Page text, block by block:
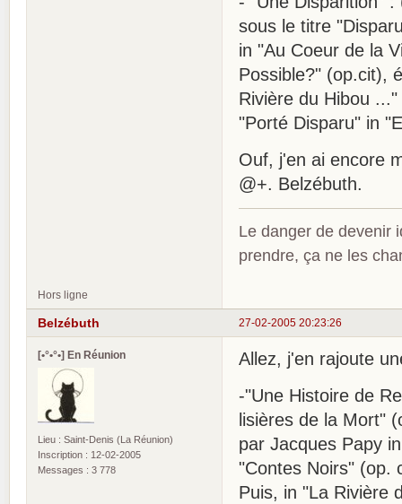
sous le titre
in "Au Coeur de la
Possible?" (op.cit),
Rivière du Hibou
"Porté Disparu" in
Ouf, j'en ai encore
@+. Belzébuth.
Le danger de devenir
prendre, ça ne les
Hors ligne
27-02-2005 20:23:26
Belzébuth
[•°•°•] En Réunion
Lieu : Saint-Denis (La Réunion)
Inscription : 12-02-2005
Messages : 3 778
Allez, j'en rajoute
-"Une Histoire de
lisières de la Mort"
par Jacques Papy
"Contes Noirs" (op.
Puis, in "La Rivière